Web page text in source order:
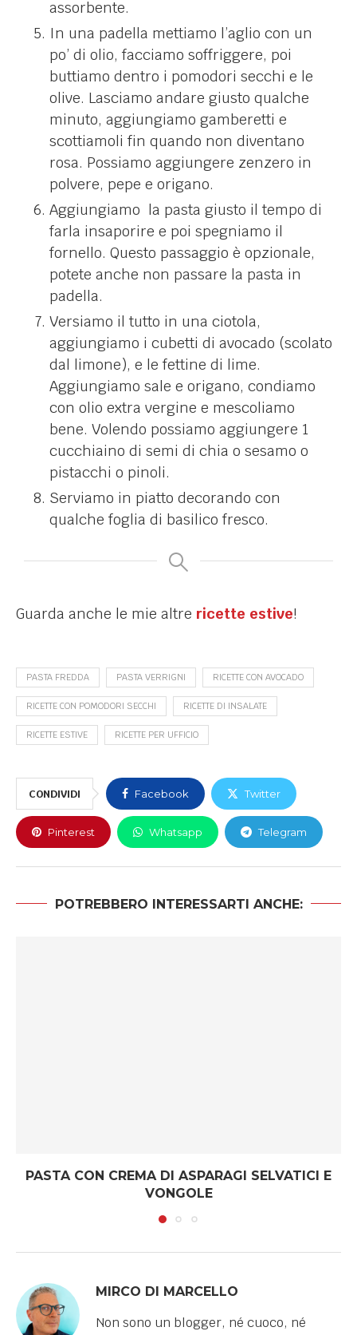
assorbente.
In una padella mettiamo l’aglio con un
po’ di olio, facciamo soffriggere, poi
buttiamo dentro i pomodori secchi e le
olive. Lasciamo andare giusto qualche
minuto, aggiungiamo gamberetti e
scottiamoli fin quando non diventano
rosa. Possiamo aggiungere zenzero in
polvere, pepe e origano.
Aggiungiamo la pasta giusto il tempo di
farla insaporire e poi spegniamo il
fornello. Questo passaggio è opzionale,
potete anche non passare la pasta in
padella.
Versiamo il tutto in una ciotola,
aggiungiamo i cubetti di avocado (scolato
dal limone), e le fettine di lime.
Aggiungiamo sale e origano, condiamo
con olio extra vergine e mescoliamo
bene. Volendo possiamo aggiungere 1
cucchiaino di semi di chia o sesamo o
pistacchi o pinoli.
Serviamo in piatto decorando con
qualche foglia di basilico fresco.
Guarda anche le mie altre ricette estive!
PASTA FREDDA PASTA VERRIGNI RICETTE CON AVOCADO
RICETTE CON POMODORI SECCHI RICETTE DI INSALATE
RICETTE ESTIVE RICETTE PER UFFICIO
CONDIVIDI Facebook Twitter
Pinterest Whatsapp Telegram
POTREBBERO INTERESSARTI ANCHE:
PASTA CON CREMA DI ASPARAGI SELVATICI E
VONGOLE
MIRCO DI MARCELLO
Non sono un blogger, né cuoco, né